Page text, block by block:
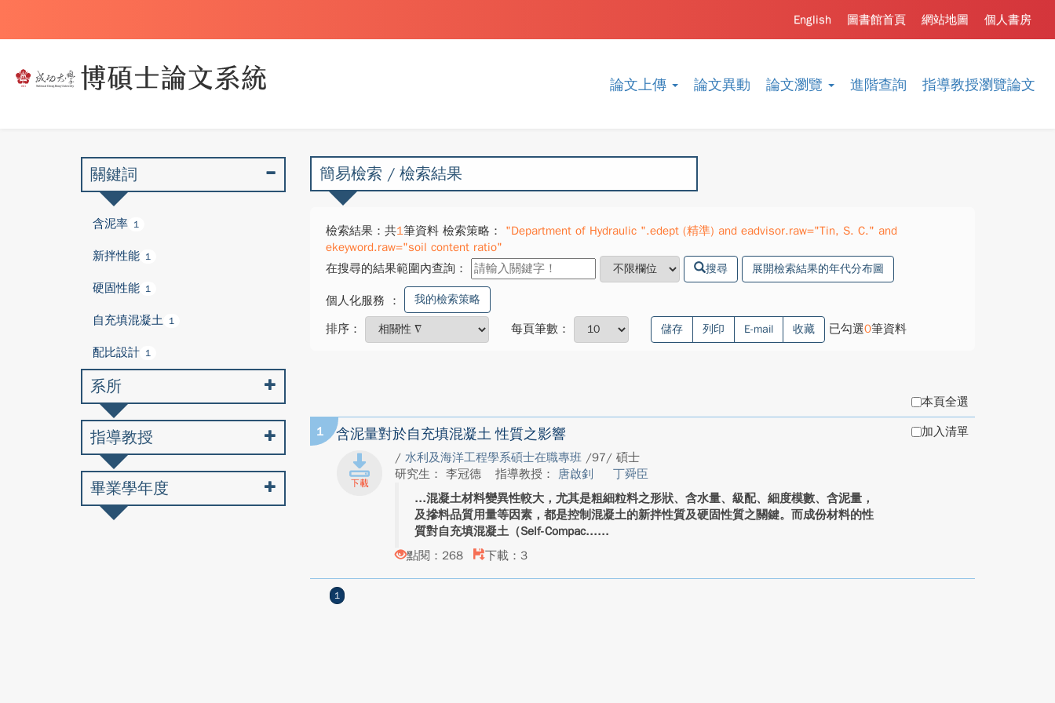
論文上傳 論文異動 論文瀏覽 進階查詢 指導教授瀏覽論文
個人書房
網站地圖
圖書館首頁
English
簡易檢索 / 檢索結果
檢索結果：共1筆資料 檢索策略：
"Department of Hydraulic ".edept (精準) and eadvisor.raw="Tin, S. C." and
ekeyword.raw="soil content ratio"
在搜尋的結果範圍內查詢：
搜尋 展開檢索結果的年代分布圖
個人化服務 ： 我的檢索策略
排序： 每頁筆數： 儲存 列印 E-mail 收藏 已勾選0筆資料
本頁全選
1 含泥量對於自充填混凝土 性質之影響
/ 水利及海洋工程學系碩士在職專班 /97/ 碩士
研究生： 李冠德
指導教授： 唐啟釗
丁舜臣
混凝土材料變異性較大，尤其是粗細粒料之形狀、含水量、級配、細度模數、含泥量，
及摻料品質用量等因素，都是控制混凝土的新拌性質及硬固性質之關鍵。而成份材料的性
質對自充填混凝土（Self-Compac...
點閱：268
下載：3
加入清單
1
關鍵詞
含泥率 1
新拌性能 1
硬固性能 1
自充填混凝土 1
配比設計 1
系所
指導教授
畢業學年度